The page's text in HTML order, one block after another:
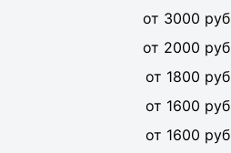
от 3000 руб
от 2000 руб
от 1800 руб
от 1600 руб
от 1600 руб